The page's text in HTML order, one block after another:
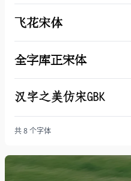
飞花宋体
全字库正宋体
汉字之美仿宋GBK
共 8 个字体